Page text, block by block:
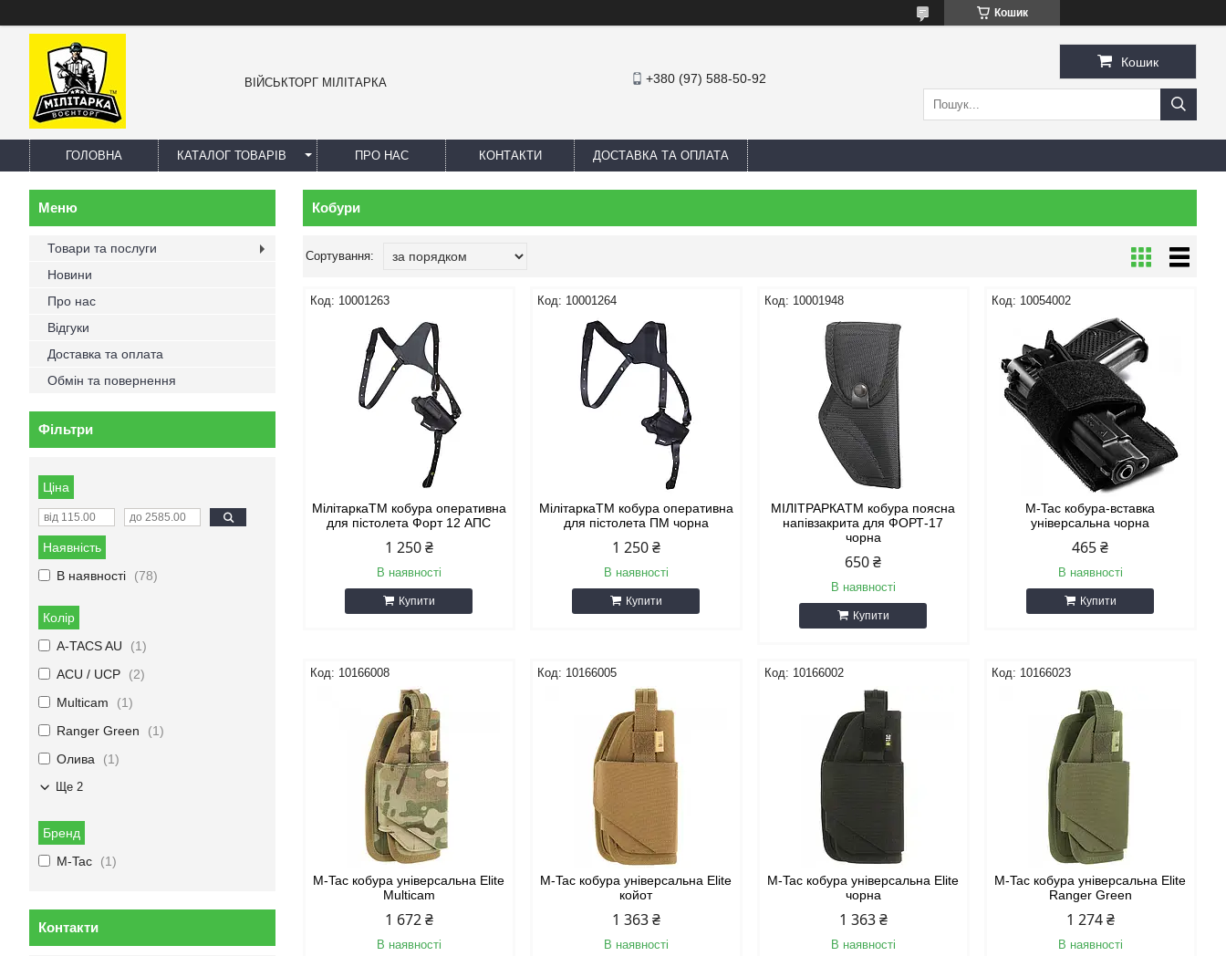
Кошик
ВІЙСЬКТОРГ МІЛІТАРКА +380 (97) 588-50-92
Кошик
ГОЛОВНА КАТАЛОГ ТОВАРІВ ПРО НАС КОНТАКТИ ДОСТАВКА ТА ОПЛАТА
Кобури
10001263
МілітаркаTM кобура оперативна
для пістолета Форт 12 АПС
1 250 ₴
В наявності
Купити
10001264
МілітаркаTM кобура оперативна
для пістолета ПМ чорна
1 250 ₴
В наявності
Купити
10001948
МІЛІТРАРКАTM кобура поясна
напівзакрита для ФОРТ-17
чорна
650 ₴
В наявності
Купити
10054002
M-Tac кобура-вставка
універсальна чорна
465 ₴
В наявності
Купити
10166008
M-Tac кобура універсальна Elite
Multicam
1 672 ₴
В наявності
10166005
M-Tac кобура універсальна Elite
койот
1 363 ₴
В наявності
10166002
M-Tac кобура універсальна Elite
чорна
1 363 ₴
В наявності
10166023
M-Tac кобура універсальна Elite
Ranger Green
1 274 ₴
В наявності
Товари та послуги
Новини
Про нас
Відгуки
Доставка та оплата
Обмін та повернення
Фільтри
Ціна
Наявність
В наявності
78
Колір
A-TACS AU
1
ACU / UCP
2
Multicam
1
Ranger Green
1
Олива
1
Ще 2
Бренд
M-Tac
1
Контакти